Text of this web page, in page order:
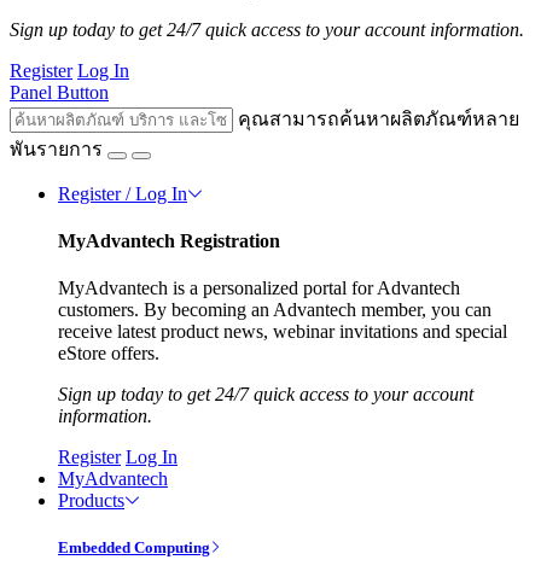
Sign up today to get 24/7 quick access to your account information.
Register Log In
Panel Button
คุณสามารถค้นหาผลิตภัณฑ์หลาย
พันรายการ
Register / Log In
MyAdvantech Registration
MyAdvantech is a personalized portal for Advantech
customers. By becoming an Advantech member, you can
receive latest product news, webinar invitations and special
eStore offers.
Sign up today to get 24/7 quick access to your account
information.
Register Log In
MyAdvantech
Products
Embedded Computing